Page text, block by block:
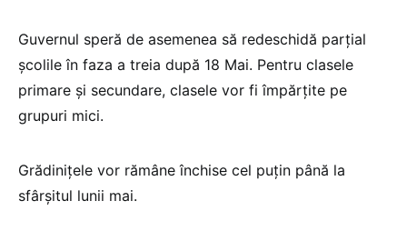
Guvernul speră de asemenea să redeschidă parțial
școlile în faza a treia după 18 Mai. Pentru clasele
primare și secundare, clasele vor fi împărțite pe
grupuri mici.
Grădinițele vor rămâne închise cel puțin până la
sfârșitul lunii mai.